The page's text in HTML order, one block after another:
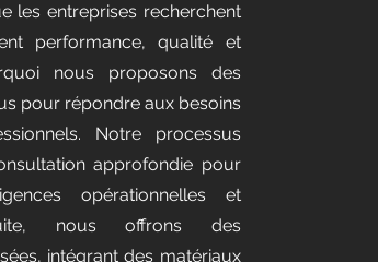
les entreprises recherchent
performance, qualité et
nous proposons des
pour répondre aux besoins
Notre processus
approfondie pour
opérationnelles et
nous offrons des
intégrant des matériaux